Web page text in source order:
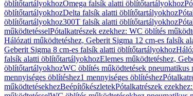
öblítőtartályokhozOmega falsík alatti öblítőtartályokhoz
öblítőtartályokhozDelta falsík alatti öblítőtartályokhoz
öblítőtartályokhoz300T falsík alatti öblítőtartályokhoz
működtetésselPótalkatrészek ezekhez: WC öblítés
Hálózati működtetéshez, Geberit Sigma 12 cm-es falsík
Geberit Sigma 8 cm-es falsík alatti öblítőtartályokhoz
falsík alatti öblítőtartályokhozElemes működtetéshez,
öblítőtartályokhozWC öblítés működtetések pneumatikus
mennyiséges öblítéshez1 mennyiséges öblítéshez
működtetésekhezBeépítőkészletekPótalkatrészek